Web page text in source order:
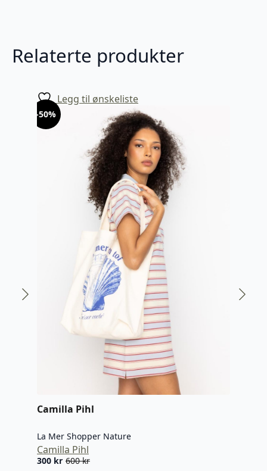
Relaterte produkter
Legg til ønskeliste
-50%
Camilla Pihl
La Mer Shopper Nature
Camilla Pihl
600kr
Opprinnelig
300 kr
Nåværende